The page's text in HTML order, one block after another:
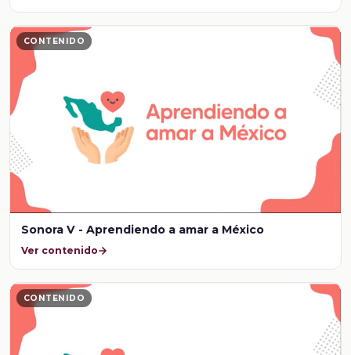
CONTENIDO
Sonora V - Aprendiendo a amar a México
Ver contenido
CONTENIDO